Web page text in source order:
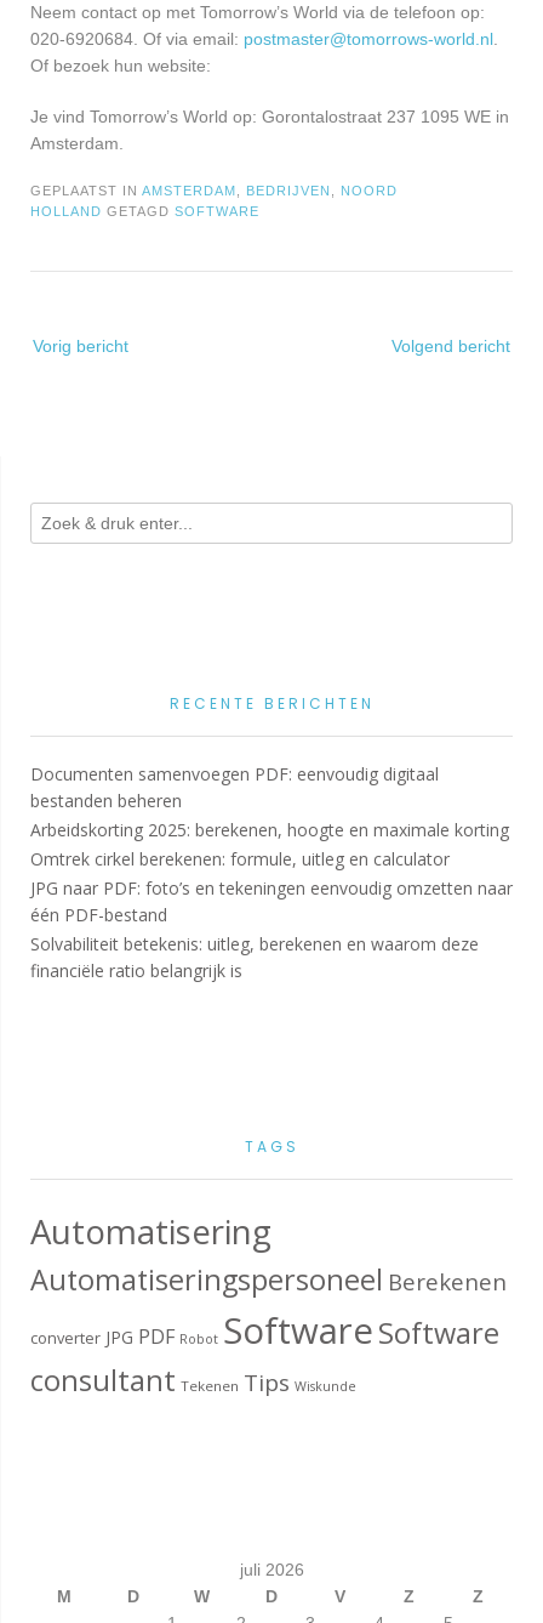
Neem contact op met Tomorrow’s World via de telefoon op:
020-6920684. Of via email: postmaster@tomorrows-world.nl
Of bezoek hun website:
Je vind Tomorrow’s World op: Gorontalostraat 237 1095 WE in
Amsterdam.
GEPLAATST IN AMSTERDAM BEDRIJVEN
NOORD
HOLLAND GETAGD SOFTWARE
navigatie
Vorig bericht Volgend bericht
RECENTE BERICHTEN
Documenten samenvoegen PDF: eenvoudig digitaal
bestanden beheren
Arbeidskorting 2025: berekenen, hoogte en maximale korting
Omtrek cirkel berekenen: formule, uitleg en calculator
JPG naar PDF: foto’s en tekeningen eenvoudig omzetten naar
één PDF-bestand
Solvabiliteit betekenis: uitleg, berekenen en waarom deze
financiële ratio belangrijk is
TAGS
Automatisering
Automatiseringspersoneel Berekenen
converter JPG PDF Robot SoftwareSoftware
consultant Tekenen Tips Wiskunde
juli 2026
M
D W D V Z
Z